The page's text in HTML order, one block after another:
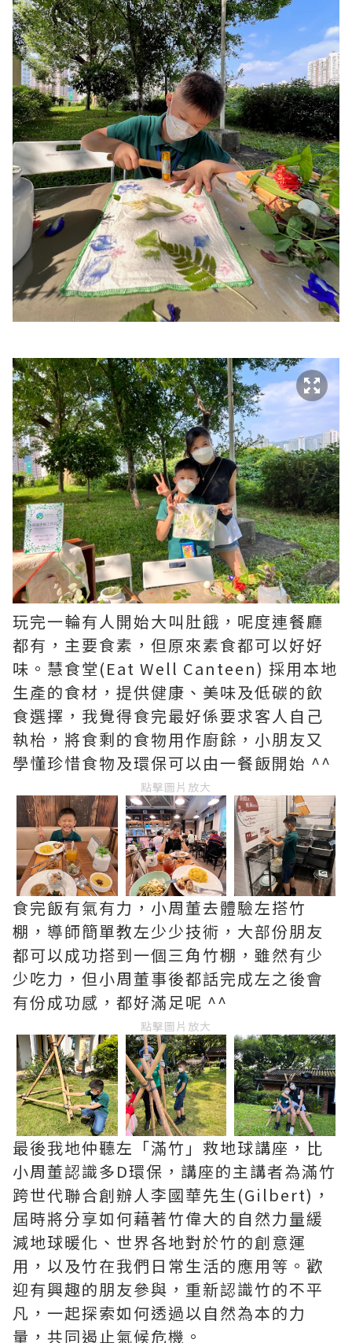
玩完一輪有人開始大叫肚餓，呢度連餐廳
都有，主要食素，但原來素食都可以好好
味。慧食堂(Eat Well Canteen) 採用本地
生產的食材，提供健康、美味及低碳的飲
食選擇，我覺得食完最好係要求客人自己
執枱，將食剩的食物用作廚餘，小朋友又
學懂珍惜食物及環保可以由一餐飯開始 ^^
點擊圖片放大
食完飯有氣有力，小周董去體驗左搭竹
棚，導師簡單教左少少技術，大部份朋友
都可以成功搭到一個三角竹棚，雖然有少
少吃力，但小周董事後都話完成左之後會
有份成功感，都好滿足呢 ^^
點擊圖片放大
最後我地仲聽左「滿竹」救地球講座，比
小周董認識多D環保，講座的主講者為滿竹
跨世代聯合創辦人李國華先生(Gilbert)，
屆時將分享如何藉著竹偉大的自然力量緩
減地球暖化、世界各地對於竹的創意運
用，以及竹在我們日常生活的應用等。歡
迎有興趣的朋友參與，重新認識竹的不平
凡，一起探索如何透過以自然為本的力
量，共同遏止氣候危機。